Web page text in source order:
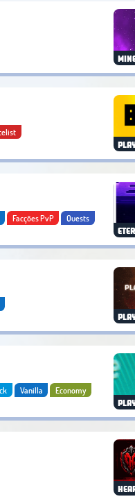
Facções PvP
Quests
Vanilla
Economy